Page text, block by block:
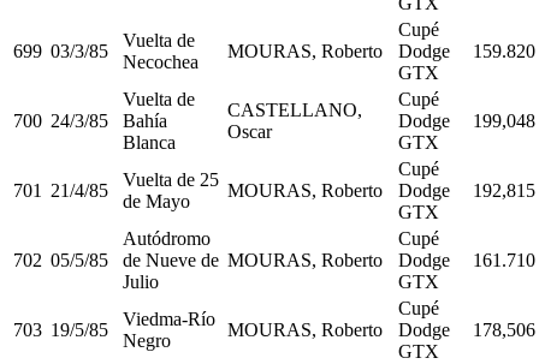
699 03/3/85
Vuelta de
Necochea
MOURAS, Roberto
Cupé
Dodge
GTX
159.820
700 24/3/85
Vuelta de
Bahía
Blanca
CASTELLANO,
Oscar
Cupé
Dodge
GTX
199,048
701 21/4/85
Vuelta de 25
de Mayo
MOURAS, Roberto
Cupé
Dodge
GTX
192,815
702 05/5/85
Autódromo
de Nueve de
Julio
MOURAS, Roberto
Cupé
Dodge
GTX
161.710
703 19/5/85
Viedma-Río
Negro
MOURAS, Roberto
Cupé
Dodge
GTX
178,506